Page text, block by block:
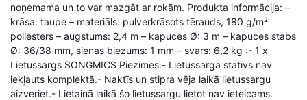
noņemama un to var mazgāt ar rokām. Produkta informācija: –
krāsa: taupe – materiāls: pulverkrāsots tērauds, 180 g/m²
poliesters – augstums: 2,4 m – kapuces Ø: 3 m – kapuces stabs
Ø: 36/38 mm, sienas biezums: 1 mm – svars: 6,2 kg :- 1 x
Lietussargs SONGMICS Piezīmes:- Lietussarga statīvs nav
iekļauts komplektā.- Naktīs un stipra vēja laikā lietussargu
aizveriet.- Lietainā laikā šo lietussargu lietot nav ieteicams.